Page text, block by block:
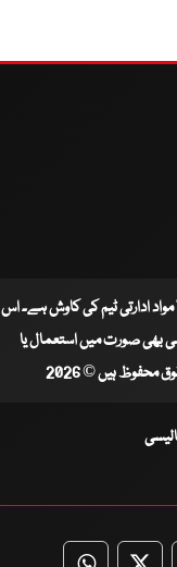
مواد ادارتی ٹیم کی کاوش ہے۔ اس
بھی صورت میں استعمال یا
محفوظ ہیں © 2026